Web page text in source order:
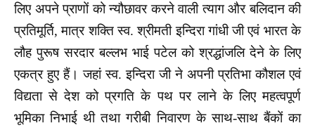
लिए अपने प्राणों को न्यौछावर करने वाली त्याग और बलिदान की
प्रतिमूर्ति, मात्र शक्ति स्व. श्रीमती इन्दिरा गांधी जी एवं भारत के
लौह पुरूष सरदार बल्लभ भाई पटेल को श्रद्धांजलि देने के लिए
एकत्र हुए हैं। जहां स्व. इन्दिरा जी ने अपनी प्रतिभा कौशल एवं
विद्यता से देश को प्रगति के पथ पर लाने के लिए महत्वपूर्ण
भूमिका निभाई थी तथा गरीबी निवारण के साथ-साथ बैंकों का